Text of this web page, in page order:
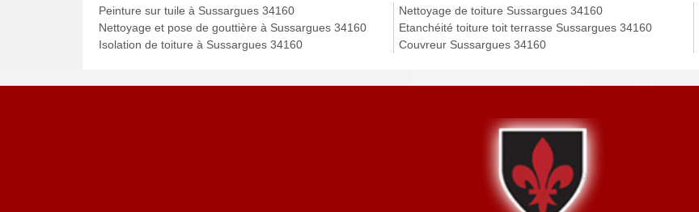
Peinture sur tuile à Sussargues 34160
Nettoyage et pose de gouttière à Sussargues 34160
Isolation de toiture à Sussargues 34160
Nettoyage de toiture Sussargues 34160
Etanchéité toiture toit terrasse Sussargues 34160
Couvreur Sussargues 34160